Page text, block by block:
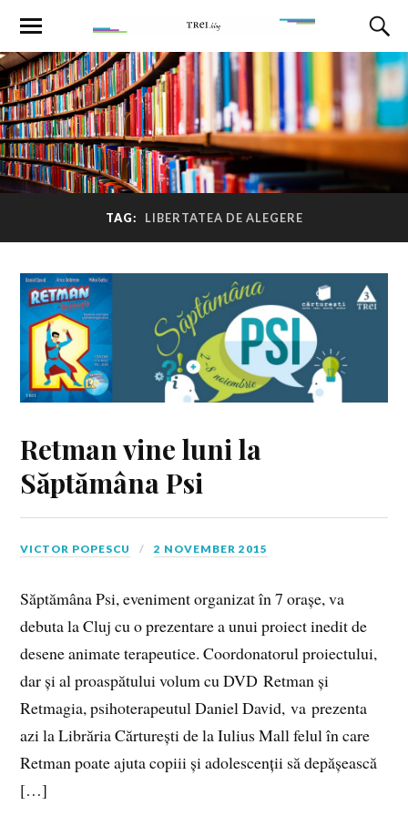
TAG: LIBERTATEA DE ALEGERE
Retman vine luni la
Săptămâna Psi
VICTOR POPESCU 2 NOVEMBER 2015
Săptămâna Psi, eveniment organizat în 7 orașe, va
debuta la Cluj cu o prezentare a unui proiect inedit de
desene animate terapeutice. Coordonatorul proiectului,
dar și al proaspătului volum cu DVD Retman și
Retmagia, psihoterapeutul Daniel David, va prezenta
azi la Librăria Cărturești de la Iulius Mall felul în care
Retman poate ajuta copiii și adolescenții să depășească
[…]